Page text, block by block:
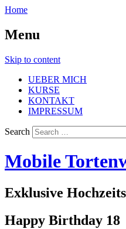
Home
Menu
Skip to content
UEBER MICH
KURSE
KONTAKT
IMPRESSUM
Search
Mobile
Exklusive
Happy Birthday 18